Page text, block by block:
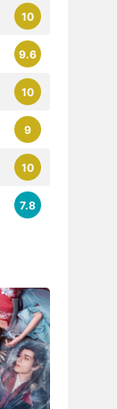
7.8
10
9
10
9.6
10